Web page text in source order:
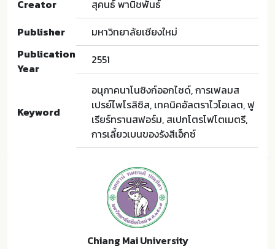
Creator
สุคนธ์ พานิชพันธ์
Publisher
มหาวิทยาลัยเชียงใหม่
Publication
Year
2551
Keyword
อนุภาคนาโนซิงก์ออกไซด์, การเฟลมส
เปรย์ไพโรลิซิส, เทคนิคอัลตราไวโอเลต, ฟู
เรียร์ทรานสฟอร์ม, สเปกโตรโฟโตเมตรี,
การเลี้ยวเบนของรังสีเอ็กซ์
Chiang Mai University